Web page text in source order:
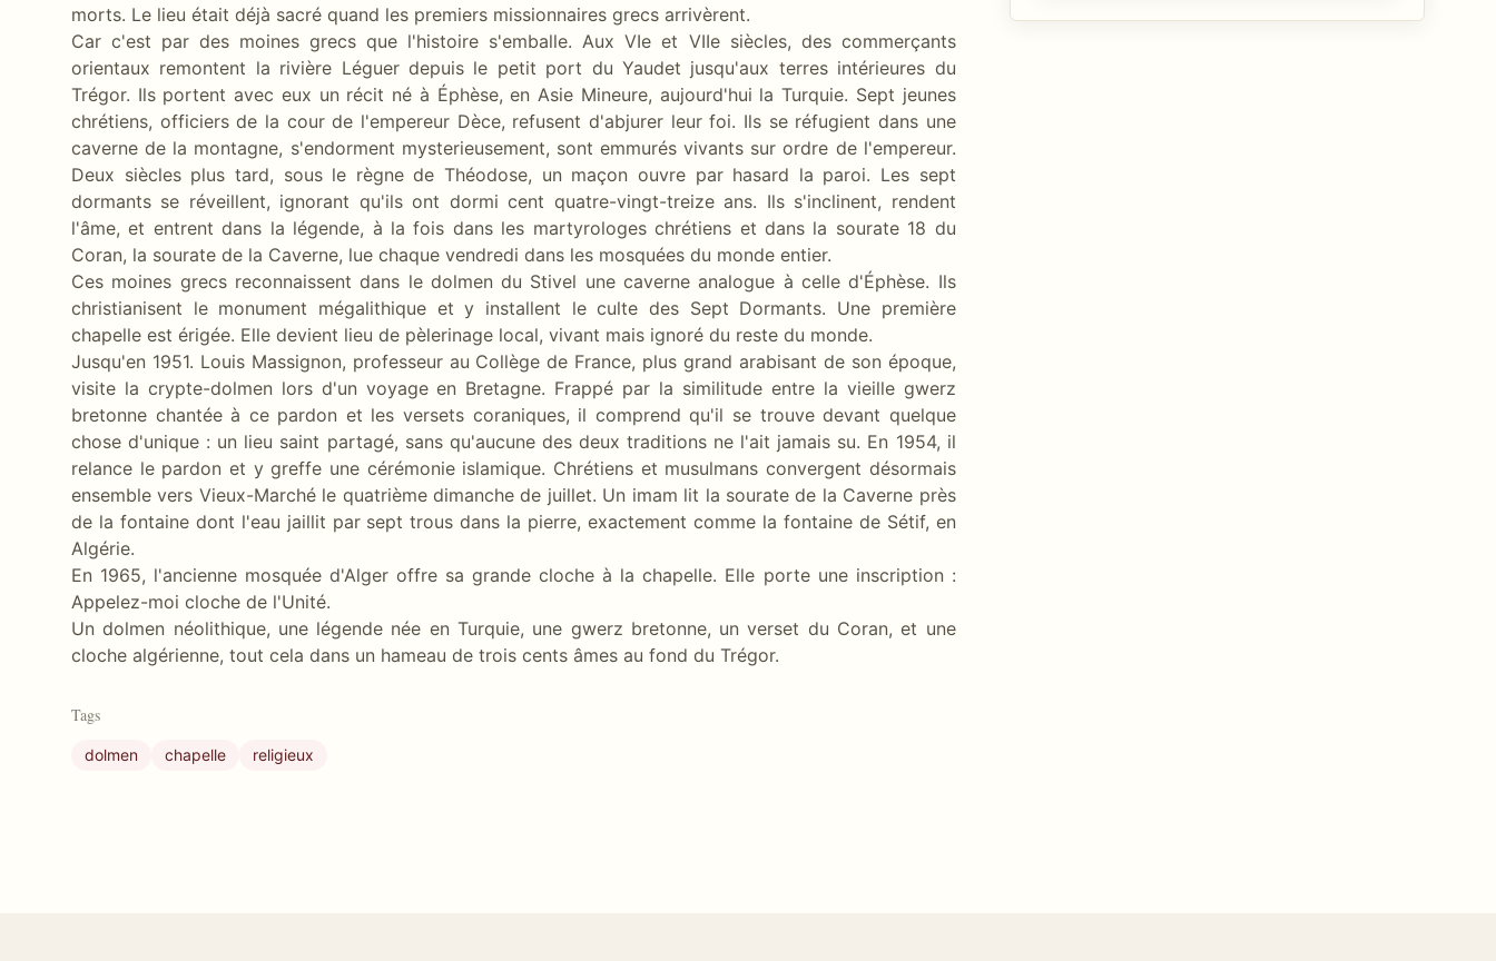
morts. Le lieu était déjà sacré quand les premiers missionnaires grecs arrivèrent.
Car c'est par des moines grecs que l'histoire s'emballe. Aux VIe et VIIe siècles, des commerçants
orientaux remontent la rivière Léguer depuis le petit port du Yaudet jusqu'aux terres intérieures du
Trégor. Ils portent avec eux un récit né à Éphèse, en Asie Mineure, aujourd'hui la Turquie. Sept jeunes
chrétiens, officiers de la cour de l'empereur Dèce, refusent d'abjurer leur foi. Ils se réfugient dans une
caverne de la montagne, s'endorment mysterieusement, sont emmurés vivants sur ordre de l'empereur.
Deux siècles plus tard, sous le règne de Théodose, un maçon ouvre par hasard la paroi. Les sept
dormants se réveillent, ignorant qu'ils ont dormi cent quatre-vingt-treize ans. Ils s'inclinent, rendent
l'âme, et entrent dans la légende, à la fois dans les martyrologes chrétiens et dans la sourate 18 du
Coran, la sourate de la Caverne, lue chaque vendredi dans les mosquées du monde entier.
Ces moines grecs reconnaissent dans le dolmen du Stivel une caverne analogue à celle d'Éphèse. Ils
christianisent le monument mégalithique et y installent le culte des Sept Dormants. Une première
chapelle est érigée. Elle devient lieu de pèlerinage local, vivant mais ignoré du reste du monde.
Jusqu'en 1951. Louis Massignon, professeur au Collège de France, plus grand arabisant de son époque,
visite la crypte-dolmen lors d'un voyage en Bretagne. Frappé par la similitude entre la vieille gwerz
bretonne chantée à ce pardon et les versets coraniques, il comprend qu'il se trouve devant quelque
chose d'unique : un lieu saint partagé, sans qu'aucune des deux traditions ne l'ait jamais su. En 1954, il
relance le pardon et y greffe une cérémonie islamique. Chrétiens et musulmans convergent désormais
ensemble vers Vieux-Marché le quatrième dimanche de juillet. Un imam lit la sourate de la Caverne près
de la fontaine dont l'eau jaillit par sept trous dans la pierre, exactement comme la fontaine de Sétif, en
Algérie.
En 1965, l'ancienne mosquée d'Alger offre sa grande cloche à la chapelle. Elle porte une inscription :
Appelez-moi cloche de l'Unité.
Un dolmen néolithique, une légende née en Turquie, une gwerz bretonne, un verset du Coran, et une
cloche algérienne, tout cela dans un hameau de trois cents âmes au fond du Trégor.
Tags
dolmen chapelle religieux